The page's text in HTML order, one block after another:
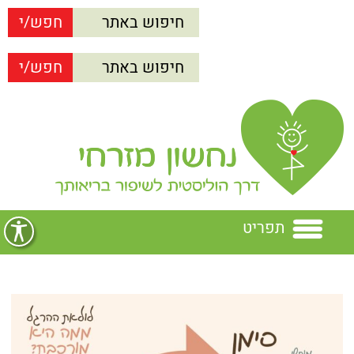
תפריט
נחשון מזרחי